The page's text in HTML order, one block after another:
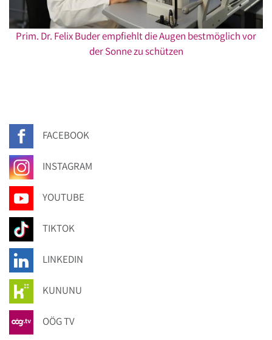
Prim. Dr. Felix Buder empfiehlt die Augen bestmöglich vor
der Sonne zu schützen
FACEBOOK
INSTAGRAM
YOUTUBE
TIKTOK
LINKEDIN
KUNUNU
OÖG TV